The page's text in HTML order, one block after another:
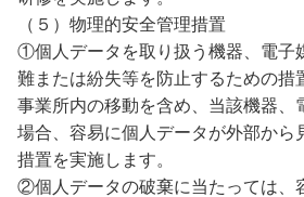
（５） 物理的安全管理措置
①個人データを取り扱う機器、電子
難または紛失等を防止するための措
事業所内の移動を含め、当該機器、
場合、容易に個人データが外部から
措置を実施します。
②個人データの破棄に当たっては、